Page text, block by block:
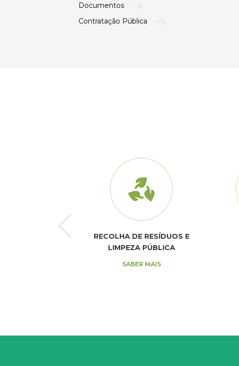
Documentos
Contratação Pública
RECOLHA DE RESÍDUOS E
LIMPEZA PÚBLICA
SABER MAIS